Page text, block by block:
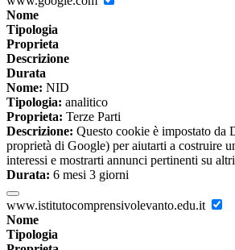
Nome
Tipologia
Proprieta
Descrizione
Durata
Nome: NID
Tipologia: analitico
Proprieta: Terze Parti
Descrizione: Questo cookie è impostato da
proprietà di Google) per aiutarti a costruire
interessi e mostrarti annunci pertinenti su
Durata: 6 mesi 3 giorni
www.istitutocomprensivolevanto.edu.it
Nome
Tipologia